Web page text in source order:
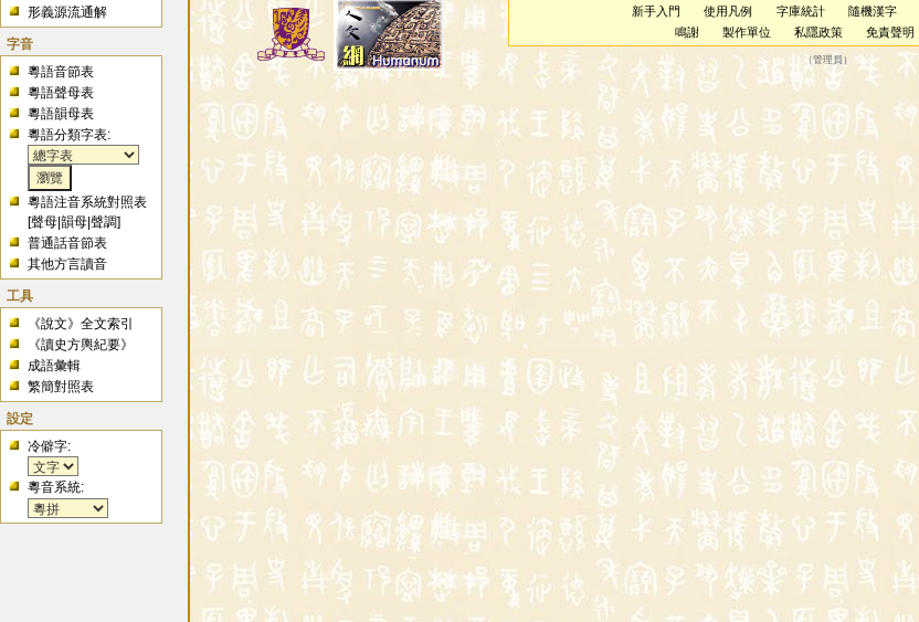
形義源流通解
字音
粵語音節表
粵語聲母表
粵語韻母表
粵語分類字表:
粵語注音系統對照表
[聲母 |韻母 |聲調]
普通話音節表
其他方言讀音
工具
《說文》全文索引
《讀史方輿紀要》
成語彙輯
繁簡對照表
設定
冷僻字:
粵音系統:
新手入門 使用凡例 字庫統計 隨機漢字
鳴謝
製作單位 私隱政策 免責聲明
（管理員 ）